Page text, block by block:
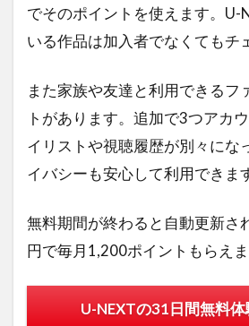
でそのポイントを使えます。U-
いる作品は加入者でなくてもチ
また家族や友達と利用できるフ
トがあります。追加で3つアカ
イリストや視聴履歴が別々にな
イバシーも安心して利用できま
無料期間が終わると自動更新さ
円で毎月1,200ポイントもらえま
U-NEXTの31日間無料